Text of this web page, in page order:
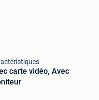
carte vidéo, Avec